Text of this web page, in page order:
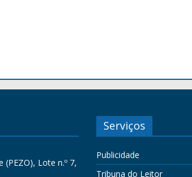
(PEZO), Lote n.º 7,
Serviços
Publicidade
Tribuna do Leitor